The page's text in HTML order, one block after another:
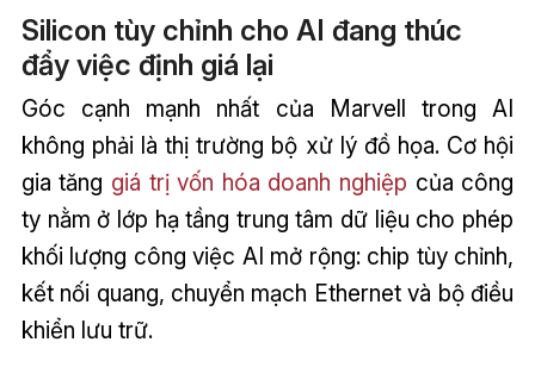
Silicon tùy chỉnh cho AI đang thúc
đẩy việc định giá lại
Góc cạnh mạnh nhất của Marvell trong AI
không phải là thị trường bộ xử lý đồ họa. Cơ hội
gia tăng giá trị vốn hóa doanh nghiệp của công
ty nằm ở lớp hạ tầng trung tâm dữ liệu cho phép
khối lượng công việc AI mở rộng: chip tùy chỉnh,
kết nối quang, chuyển mạch Ethernet và bộ điều
khiển lưu trữ.